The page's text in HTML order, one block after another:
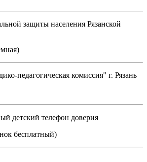
защиты населения Рязанской
педагогическая комиссия" г. Рязань
детский телефон доверия
бесплатный)